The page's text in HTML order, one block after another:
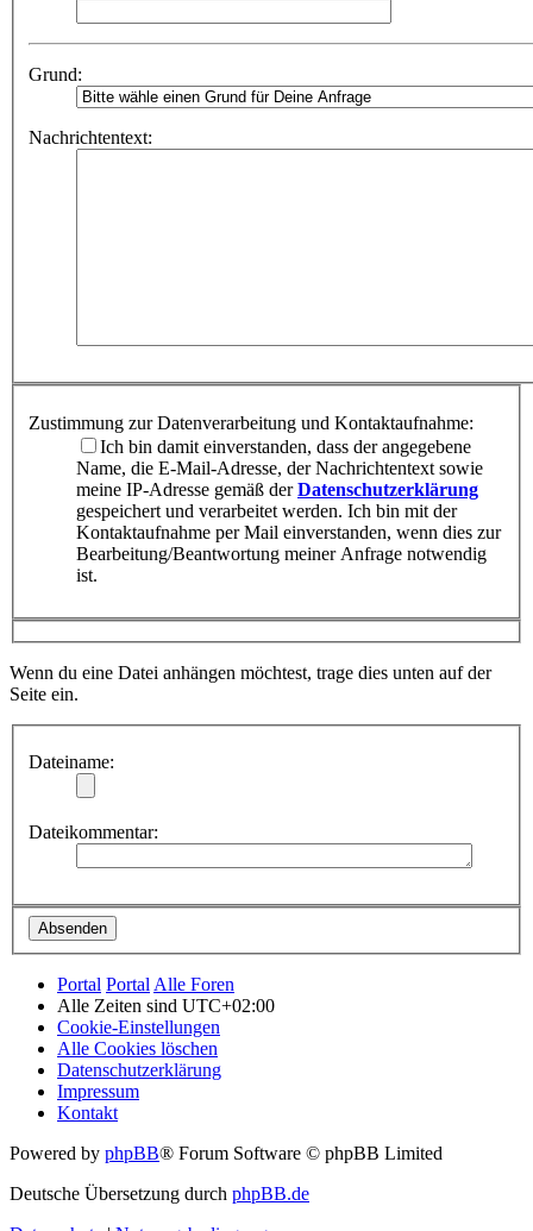
Grund:
Nachrichtentext:
Zustimmung zur Datenverarbeitung und Kontaktaufnahme:
Ich bin damit einverstanden, dass der angegebene
Name, die E-Mail-Adresse, der Nachrichtentext sowie
meine IP-Adresse gemäß derDatenschutzerklärung
gespeichert und verarbeitet werden. Ich bin mit der
Kontaktaufnahme per Mail einverstanden, wenn dies zur
Bearbeitung/Beantwortung meiner Anfrage notwendig
ist.
Wenn du eine Datei anhängen möchtest, trage dies unten auf der
Seite ein.
Dateiname:
Dateikommentar:
Portal Portal Alle Foren
Alle Zeiten sind UTC+02:00
Cookie-Einstellungen
Alle Cookies löschen
Datenschutzerklärung
Impressum
Kontakt
Powered by phpBB® Forum Software © phpBB Limited
Deutsche Übersetzung durch phpBB.de